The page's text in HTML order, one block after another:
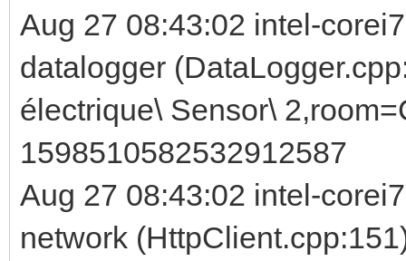
Aug 27 08:43:02 intel-
datalogger
électrique\ Sensor\
1598510582532912587
Aug 27 08:43:02 intel-
network